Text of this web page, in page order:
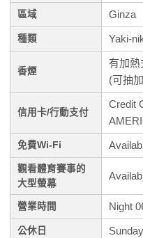
區域 Ginza
種類 Yaki-
香煙
有加熱
(可抽
信用卡/行動支付
Credit
免費Wi-Fi
觀看體育賽事的
大型螢幕
營業時間 Night
公休日